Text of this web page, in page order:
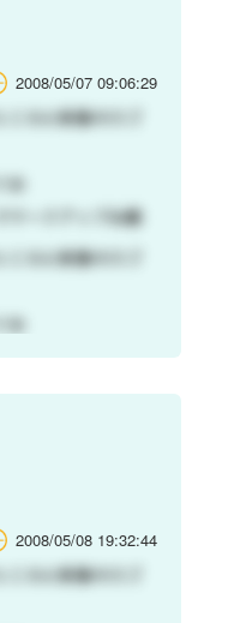
2008/05/07 09:06:29
2008/05/08 19:32:44